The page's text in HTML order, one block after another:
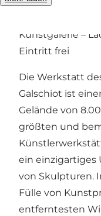
Kunstgalerie –
Eintritt frei
Die Werkstatt
Galschiot ist
Gelände von
größten und
ein einzigartiges
von Skulpturen.
Fülle von
entferntesten